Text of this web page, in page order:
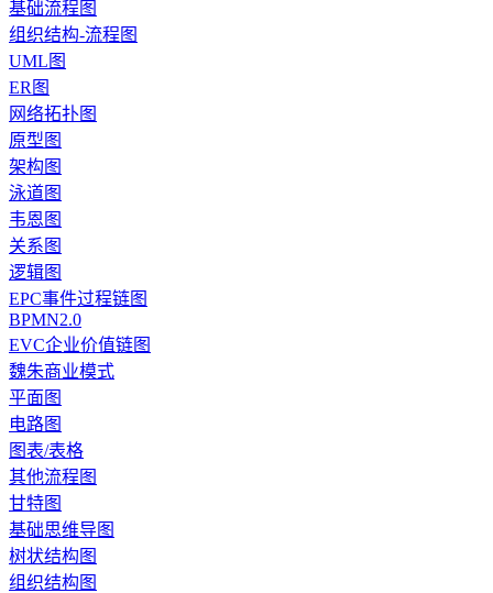
基础流程图
组织结构-流程图
UML图
ER图
网络拓扑图
原型图
架构图
泳道图
韦恩图
关系图
逻辑图
EPC事件过程链图
BPMN2.0
EVC企业价值链图
魏朱商业模式
平面图
电路图
图表/表格
其他流程图
甘特图
基础思维导图
树状结构图
组织结构图